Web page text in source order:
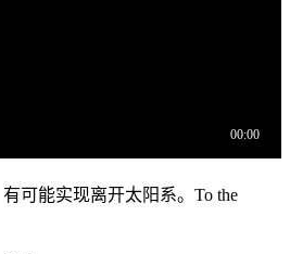
可能实现离开太阳系。To the